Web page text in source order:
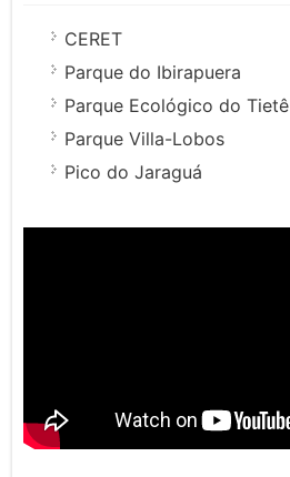
CERET
Parque do Ibirapuera
Parque Ecológico do Tietê
Parque Villa-Lobos
Pico do Jaraguá